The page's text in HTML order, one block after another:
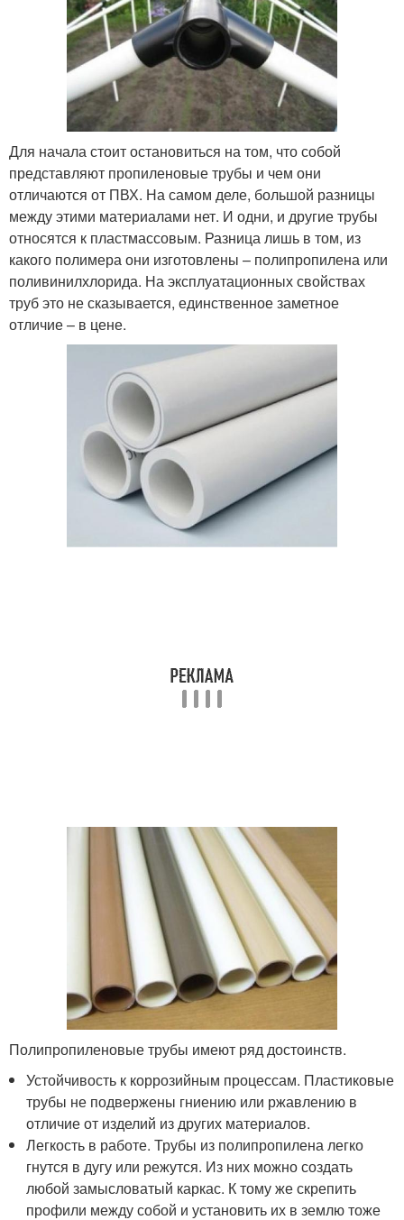
Для начала стоит остановиться на том, что собой
представляют пропиленовые трубы и чем они
отличаются от ПВХ. На самом деле, большой разницы
между этими материалами нет. И одни, и другие трубы
относятся к пластмассовым. Разница лишь в том, из
какого полимера они изготовлены – полипропилена или
поливинилхлорида. На эксплуатационных свойствах
труб это не сказывается, единственное заметное
отличие – в цене.
Полипропиленовые трубы имеют ряд достоинств.
Устойчивость к коррозийным процессам. Пластиковые
трубы не подвержены гниению или ржавлению в
отличие от изделий из других материалов.
Легкость в работе. Трубы из полипропилена легко
гнутся в дугу или режутся. Из них можно создать
любой замысловатый каркас. К тому же скрепить
профили между собой и установить их в землю тоже